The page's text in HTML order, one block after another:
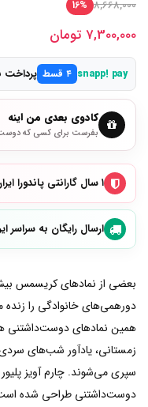
8,668,000
16%
7,300,000 تومان
snapp! pay ۴ قسط پرداخت
کادوی بعدی من اینه
بفرست برای کسی که دوست
۱ سال گارانتی پاندورا ایران
ارسال رایگان به سراسر
بعضی از نمادهای کریسمس
دورهمی‌های خانوادگی را زنده
همین نمادهای دوست‌داشتنی
زمستانی، یادآور شب‌های سردی
سپری می‌شوند. چارم آویز
دوست‌داشتنی طراحی شده